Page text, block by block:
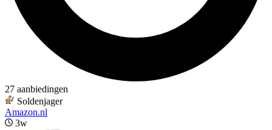
27 aanbiedingen
Soldenjager
Amazon.nl
3w